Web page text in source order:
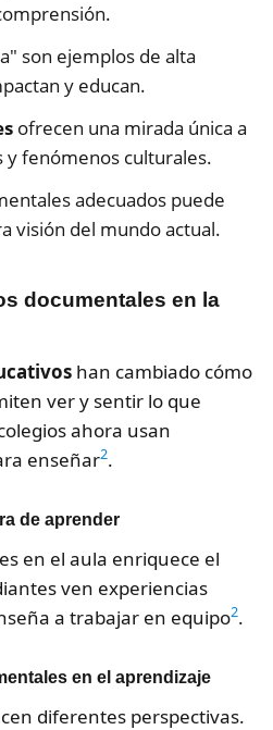
son ejemplos de alta
y educan.
ofrecen una mirada única a
y fenómenos culturales.
adecuados puede
visión del mundo actual.
documentales en la
han cambiado cómo
ver y sentir lo que
ahora usan
enseñar2.
de aprender
en el aula enriquece el
ven experiencias
a trabajar en equipo2.
en el aprendizaje
diferentes perspectivas.